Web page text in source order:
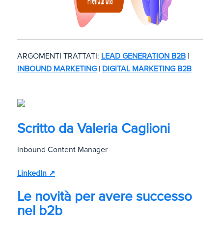
ARGOMENTI TRATTATI: LEAD GENERATION B2B |
INBOUND MARKETING | DIGITAL MARKETING B2B
Scritto da Valeria Caglioni
Inbound Content Manager
LinkedIn ↗
Le novità per avere successo
nel b2b